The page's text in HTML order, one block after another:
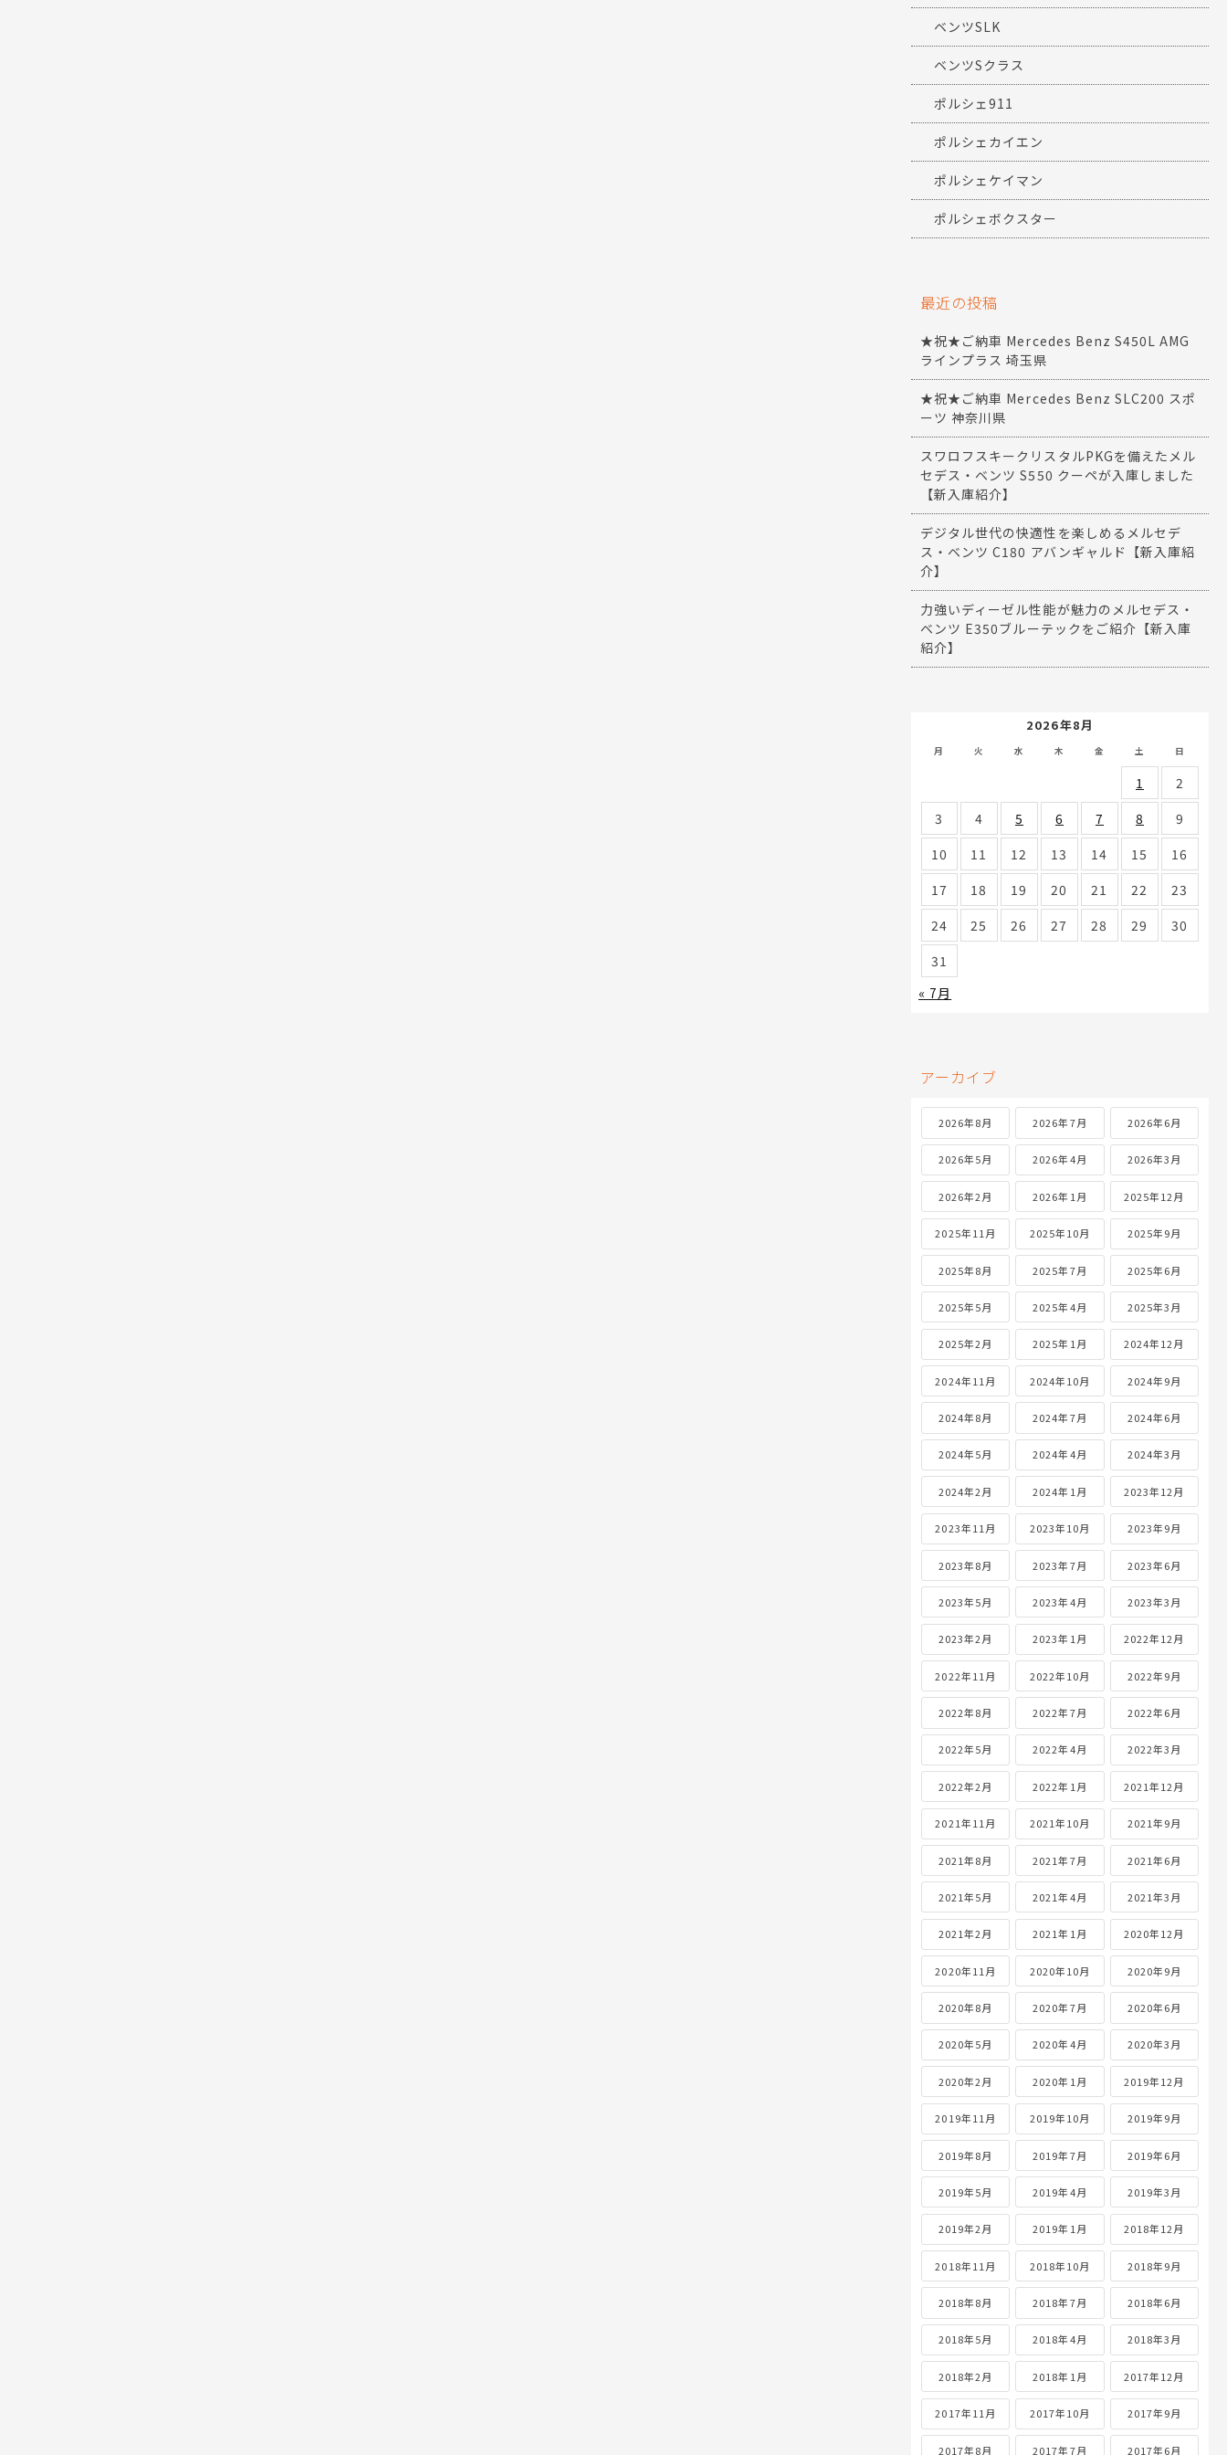
ベンツSLK
ベンツSクラス
ポルシェ911
ポルシェカイエン
ポルシェケイマン
ポルシェボクスター
最近の投稿
★祝★ご納車 Mercedes Benz S450L AMG
ラインプラス 埼玉県
★祝★ご納車 Mercedes Benz SLC200 スポ
ーツ 神奈川県
スワロフスキークリスタルPKGを備えたメル
セデス・ベンツ S550 クーペが入庫しました
【新入庫紹介】
デジタル世代の快適性を楽しめるメルセデ
ス・ベンツ C180 アバンギャルド【新入庫紹
介】
力強いディーゼル性能が魅力のメルセデス・
ベンツ E350ブルーテックをご紹介【新入庫
紹介】
2026年8月
月 火 水 木 金 土 日
1
2
3
4 5 6 7 8
9
10
11 12 13 14 15
16
17
18 19 20 21 22
23
24
25 26 27 28 29
30
31
« 7月
アーカイブ
2026年8月 2026年7月 2026年6月
2026年5月 2026年4月 2026年3月
2026年2月 2026年1月 2025年12月
2025年11月 2025年10月 2025年9月
2025年8月 2025年7月 2025年6月
2025年5月 2025年4月 2025年3月
2025年2月 2025年1月 2024年12月
2024年11月 2024年10月 2024年9月
2024年8月 2024年7月 2024年6月
2024年5月 2024年4月 2024年3月
2024年2月 2024年1月 2023年12月
2023年11月 2023年10月 2023年9月
2023年8月 2023年7月 2023年6月
2023年5月 2023年4月 2023年3月
2023年2月 2023年1月 2022年12月
2022年11月 2022年10月 2022年9月
2022年8月 2022年7月 2022年6月
2022年5月 2022年4月 2022年3月
2022年2月 2022年1月 2021年12月
2021年11月 2021年10月 2021年9月
2021年8月 2021年7月 2021年6月
2021年5月 2021年4月 2021年3月
2021年2月 2021年1月 2020年12月
2020年11月 2020年10月 2020年9月
2020年8月 2020年7月 2020年6月
2020年5月 2020年4月 2020年3月
2020年2月 2020年1月 2019年12月
2019年11月 2019年10月 2019年9月
2019年8月 2019年7月 2019年6月
2019年5月 2019年4月 2019年3月
2019年2月 2019年1月 2018年12月
2018年11月 2018年10月 2018年9月
2018年8月 2018年7月 2018年6月
2018年5月 2018年4月 2018年3月
2018年2月 2018年1月 2017年12月
2017年11月 2017年10月 2017年9月
2017年8月 2017年7月 2017年6月